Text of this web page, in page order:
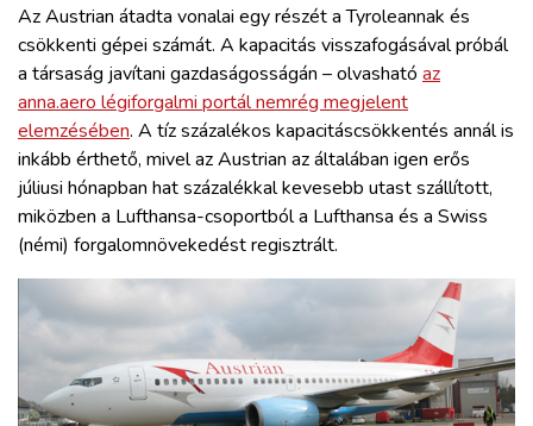
BLOG
ARCHÍVUM
WEBSHOP
BELÉPÉS
REGISZTRÁCIÓ
Az Austrian átadta vonalai egy részét a Tyroleannak és
csökkenti gépei számát. A kapacitás visszafogásával próbál
a társaság javítani gazdaságosságán – olvasható az
anna.aero légiforgalmi portál nemrég megjelent
elemzésében. A tíz százalékos kapacitáscsökkentés annál is
inkább érthető, mivel az Austrian az általában igen erős
júliusi hónapban hat százalékkal kevesebb utast szállított,
miközben a Lufthansa-csoportból a Lufthansa és a Swiss
(némi) forgalomnövekedést regisztrált.